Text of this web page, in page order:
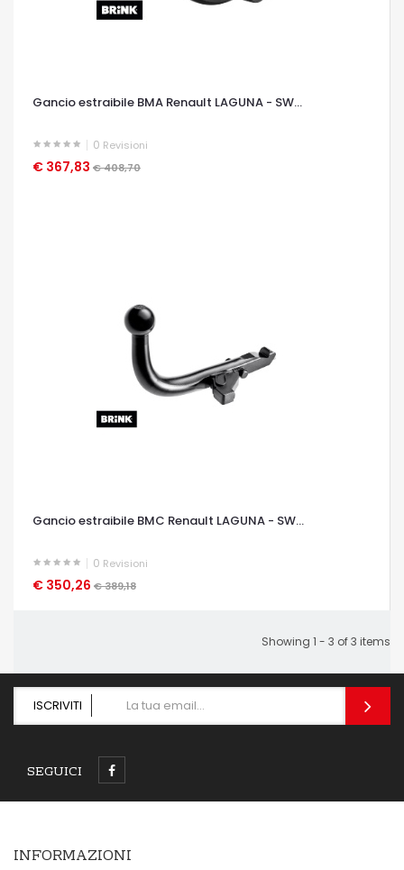
Gancio estraibile BMA Renault LAGUNA - SW...
0 Revisioni
€ 367,83 € 408,70
OCCHIATA VELOCE
Gancio estraibile BMC Renault LAGUNA - SW...
0 Revisioni
€ 350,26 € 389,18
OCCHIATA VELOCE
Showing 1 - 3 of 3 items
ISCRIVITI
SEGUICI
INFORMAZIONI